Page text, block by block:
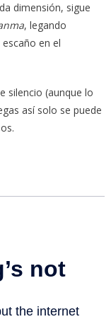
dimensión, sigue
, legando
en el
silencio (aunque lo
así solo se puede